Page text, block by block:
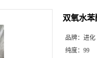
双氧水
品牌： 进化
纯度： 99